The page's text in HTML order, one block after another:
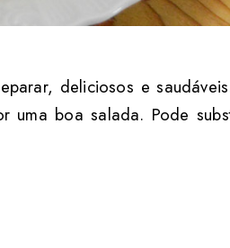
deliciosos e
uma boa salada. Pode